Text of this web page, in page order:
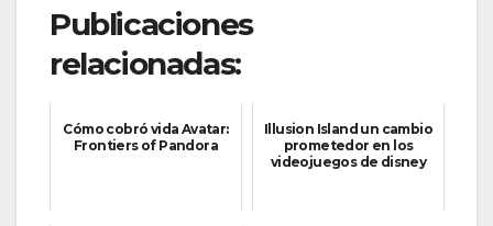
Publicaciones
relacionadas:
Cómo cobró vida Avatar:
Frontiers of Pandora
Illusion Island un cambio
prometedor en los
videojuegos de disney